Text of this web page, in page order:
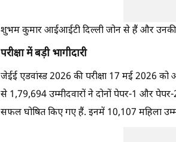
शुभम कुमार आईआईटी दिल्ली जोन से हैं और उनकी
परीक्षा में बड़ी भागीदारी
जेईई एडवांस्ड 2026 की परीक्षा 17 मई 2026
से 1,79,694 उम्मीदवारों ने दोनों पेपर-1 और
सफल घोषित किए गए हैं. इनमें 10,107 महिला